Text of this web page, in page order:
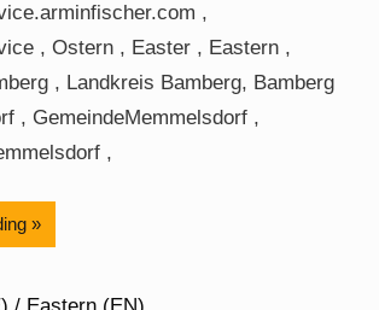
,
, Ostern , Easter , Eastern ,
, Landkreis Bamberg, Bamberg
, GemeindeMemmelsdorf ,
,